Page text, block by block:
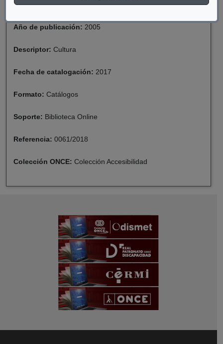
Materia:Discapacidad
Año de publicación: 2005
Descriptor: Cultura
Fecha de catalogación: 2017
Formato: Catálogos
Soporte: Biblioteca Online
Referencia: 0061/2018
Colección ONCE: Colección Accesibilidad